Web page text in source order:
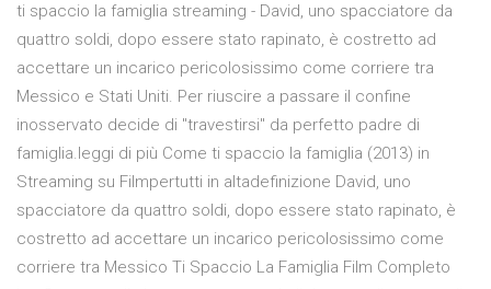
ti spaccio la famiglia streaming - David, uno spacciatore da
quattro soldi, dopo essere stato rapinato, è costretto ad
accettare un incarico pericolosissimo come corriere tra
Messico e Stati Uniti. Per riuscire a passare il confine
inosservato decide di "travestirsi" da perfetto padre di
famiglia.leggi di più Come ti spaccio la famiglia (2013) in
Streaming su Filmpertutti in altadefinizione David, uno
spacciatore da quattro soldi, dopo essere stato rapinato, è
costretto ad accettare un incarico pericolosissimo come
corriere tra Messico Ti Spaccio La Famiglia Film Completo